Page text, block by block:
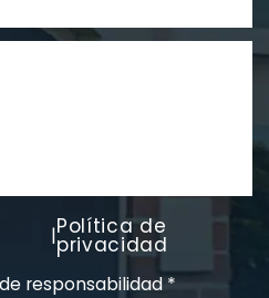
|Política de
privacidad
responsabilidad*